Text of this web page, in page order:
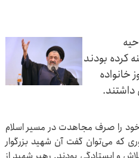
کرده بودند
را صرف مجاهدت در مسیر اسلام
که می‌توان گفت آن شهید بزرگوار